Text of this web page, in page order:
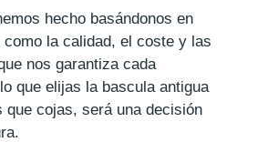
hecho basándonos en
la calidad, el coste y las
nos garantiza cada
que elijas la bascula antigua
que cojas, será una decisión